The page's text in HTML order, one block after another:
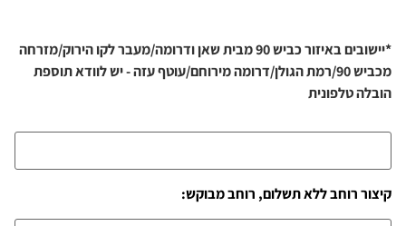
*יישובים באיזור כביש 90 מבית שאן ודרומה/מעבר לקו הירוק/מזרחה
מכביש 90/רמת הגולן/דרומה מירוחם/עוטף עזה - יש לוודא תוספת
הובלה טלפונית
קיצור רוחב ללא תשלום, רוחב מבוקש: